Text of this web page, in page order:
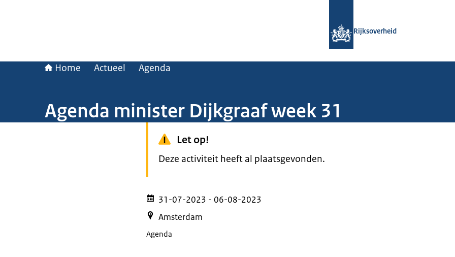
Rijksoverheid
Home Actueel Agenda
Agenda minister Dijkgraaf week 31
Let op!
Deze activiteit heeft al plaatsgevonden.
31-07-2023 - 06-08-2023
Amsterdam
Agenda